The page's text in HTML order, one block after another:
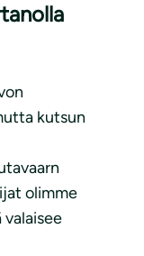
kutsun
olimme